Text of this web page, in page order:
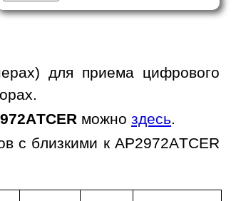
для приема цифрового
можно здесь.
с близкими к AP2972ATCER